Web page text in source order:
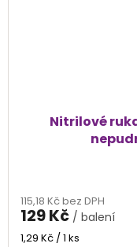
Nitrilové
produktu
je
4,4
115,18 Kč bez DPH
129 Kč / balení
Měrná
1,29 Kč / 1 ks